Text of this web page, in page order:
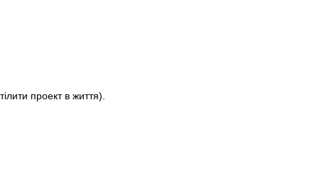
проект в життя).